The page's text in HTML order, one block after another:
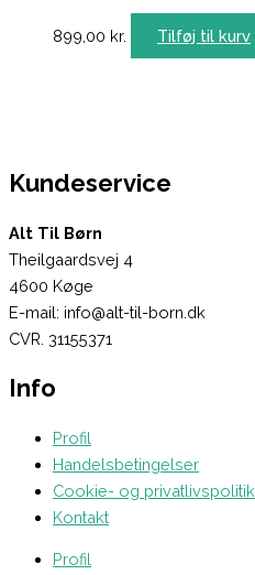
899,00 kr. Tilføj til kurv
Kundeservice
Alt Til Børn
Theilgaardsvej 4
4600 Køge
E-mail: info@alt-til-born.dk
CVR. 31155371
Info
Profil
Handelsbetingelser
Cookie- og privatlivspolitik
Kontakt
Profil